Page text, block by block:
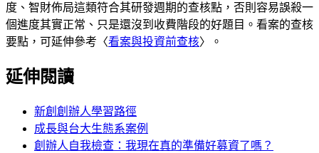
度、智財佈局這類符合其研發週期的查核點，否則容易誤殺一
個進度其實正常、只是還沒到收費階段的好題目。看案的查核
要點，可延伸參考〈看案與投資前查核〉。
延伸閱讀
新創創辦人學習路徑
成長與台大生態系案例
創辦人自我檢查：我現在真的準備好募資了嗎？